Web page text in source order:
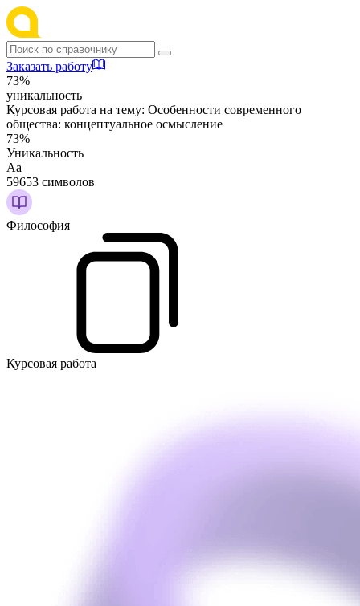
Заказать работу
73%
уникальность
Курсовая работа на тему: Особенности современного
общества: концептуальное осмысление
73%
Уникальность
Аа
59653 символов
Философия
Курсовая работа